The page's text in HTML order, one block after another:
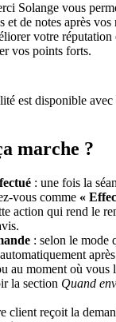
Solange vous
et de notes après
votre réputation
vos points forts.
est disponible avec
marche ?
: une fois la
vous comme «
action qui rend le
: selon le mode
au moment où vous
la section Quand
client reçoit la